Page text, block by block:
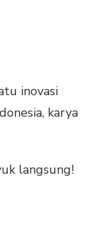
inovasi
karya
langsung!